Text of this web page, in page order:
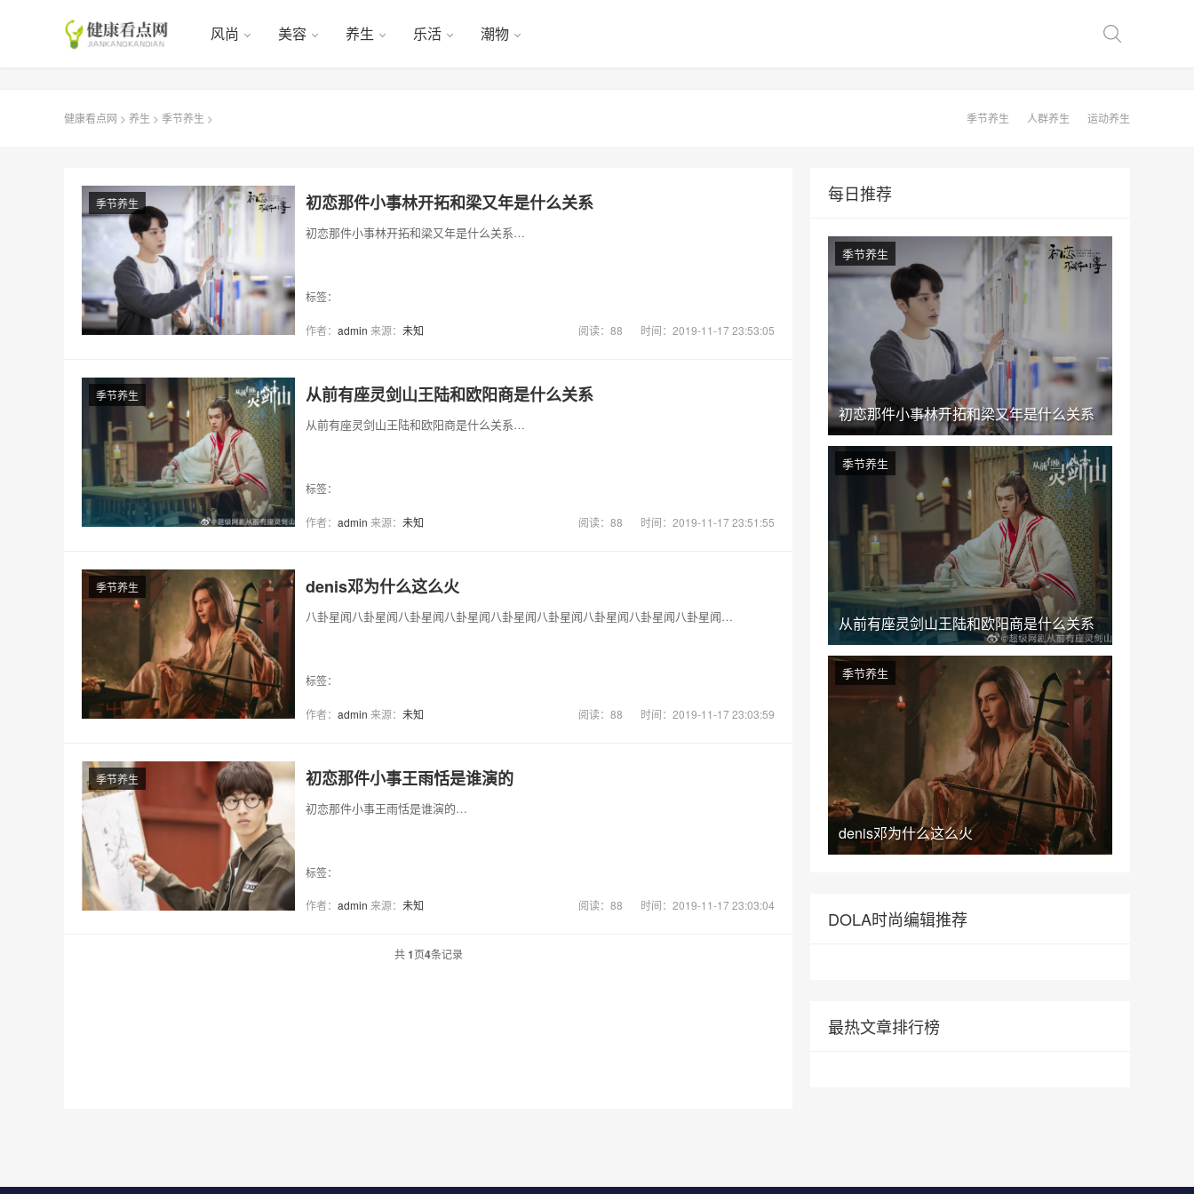
风尚 美容 养生 乐活 潮物
健康看点网 > 养生 > 季节养生 > 季节养生 人群养生 运动养生
初恋那件小事林开拓和梁又年是什么关系
季节养生
初恋那件小事林开拓和梁又年是什么关系…
标签：
作者： admin 来源： 未知 阅读：88 时间：2019-11-17 23:53:05
从前有座灵剑山王陆和欧阳商是什么关系
季节养生
从前有座灵剑山王陆和欧阳商是什么关系…
标签：
作者： admin 来源： 未知 阅读：88 时间：2019-11-17 23:51:55
denis邓为什么这么火
季节养生
八卦星闻八卦星闻八卦星闻八卦星闻八卦星闻八卦星闻八卦星闻八卦星闻八卦星闻…
标签：
作者： admin 来源： 未知 阅读：88 时间：2019-11-17 23:03:59
初恋那件小事王雨恬是谁演的
季节养生
初恋那件小事王雨恬是谁演的…
标签：
作者： admin 来源： 未知 阅读：88 时间：2019-11-17 23:03:04
共1页4条记录
每日推荐
初恋那件小事林开拓和梁又年是什么关系
季节养生
从前有座灵剑山王陆和欧阳商是什么关系
季节养生
denis邓为什么这么火
季节养生
DOLA时尚编辑推荐
最热文章排行榜